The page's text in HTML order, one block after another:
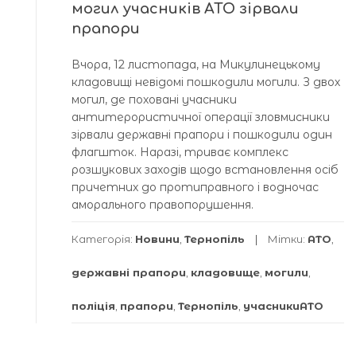
могил учасників АТО зірвали
прапори
Вчора, 12 листопада, на Микулинецькому
кладовищі невідомі пошкодили могили. З двох
могил, де поховані учасники
антитерористичної операції зловмисники
зірвали державні прапори і пошкодили один
флагшток. Наразі, триває комплекс
розшукових заходів щодо встановлення осіб
причетних до протиправного і водночас
аморального правопорушення.
Категорія: Новини, Тернопіль Мітки: АТО,
державні прапори, кладовище, могили,
поліція, прапори, Тернопіль, учасникиАТО